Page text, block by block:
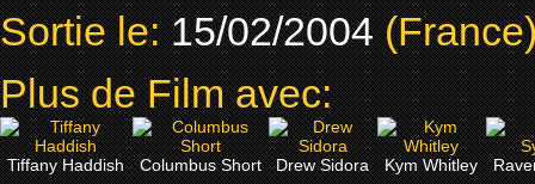
Sortie le: 15/02/2004
Plus de Film avec:
Tiffany Haddish Columbus Short Drew Sidora Kym Whitley